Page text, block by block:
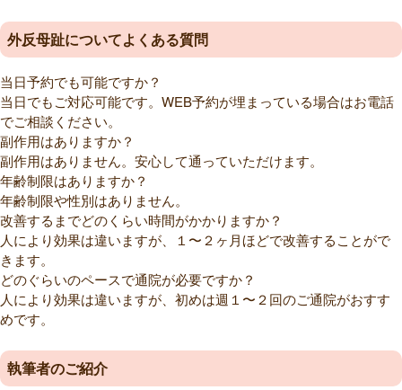
外反母趾についてよくある質問
当日予約でも可能ですか？
当日でもご対応可能です。WEB予約が埋まっている場合はお電話
でご相談ください。
副作用はありますか？
副作用はありません。安心して通っていただけます。
年齢制限はありますか？
年齢制限や性別はありません。
改善するまでどのくらい時間がかかりますか？
人により効果は違いますが、１〜２ヶ月ほどで改善することがで
きます。
どのぐらいのペースで通院が必要ですか？
人により効果は違いますが、初めは週１〜２回のご通院がおすす
めです。
執筆者のご紹介